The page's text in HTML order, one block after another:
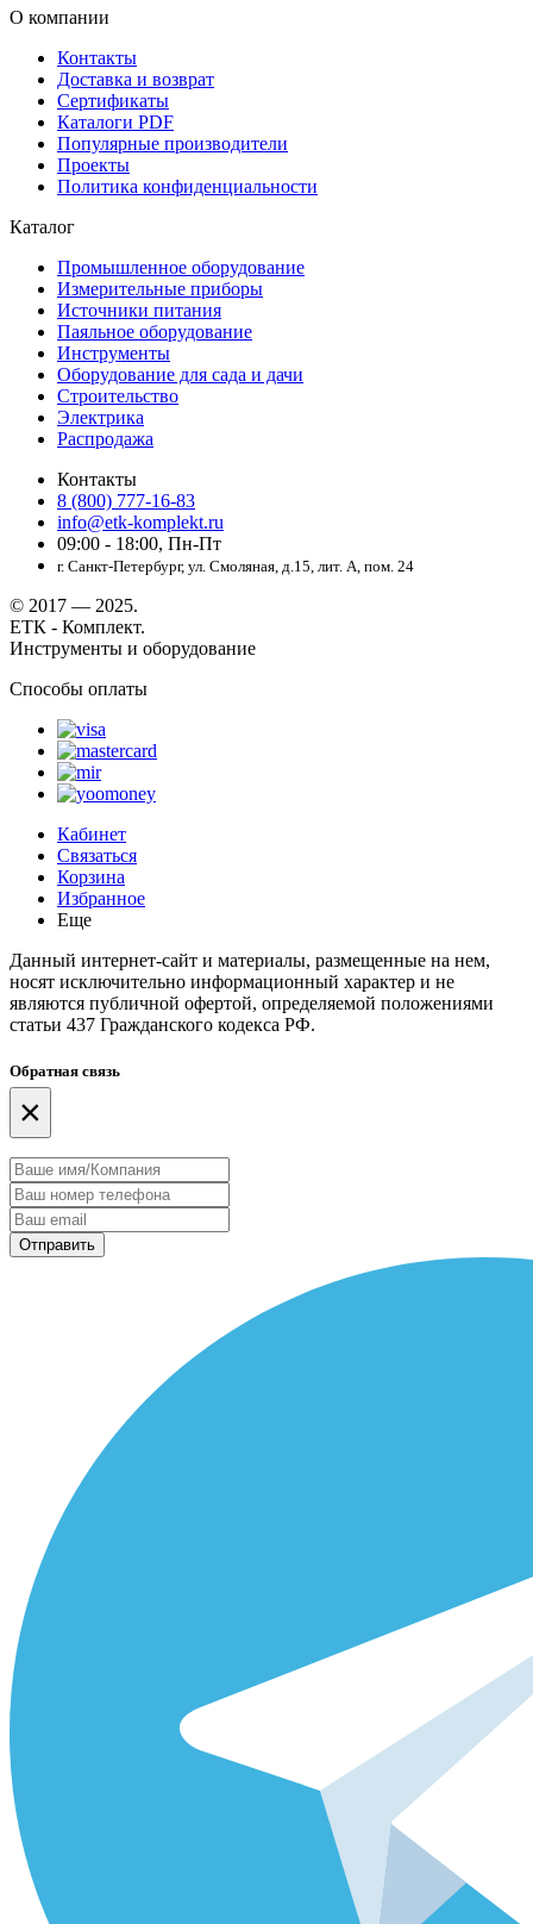
О компании
Контакты
Доставка и возврат
Сертификаты
Каталоги PDF
Популярные производители
Проекты
Политика конфиденциальности
Каталог
Промышленное оборудование
Измерительные приборы
Источники питания
Паяльное оборудование
Инструменты
Оборудование для сада и дачи
Строительство
Электрика
Распродажа
Контакты
8 (800) 777-16-83
info@etk-komplekt.ru
09:00 - 18:00, Пн-Пт
г. Санкт-Петербург, ул. Смоляная, д.15, лит. А, пом. 24
© 2017 — 2025.
ЕТК - Комплект.
Инструменты и оборудование
Способы оплаты
Кабинет
Связаться
Корзина
Избранное
Еще
Данный интернет-сайт и материалы, размещенные на нем,
носят исключительно информационный характер и не
являются публичной офертой, определяемой положениями
статьи 437 Гражданского кодекса РФ.
Обратная связь
×
Отправить